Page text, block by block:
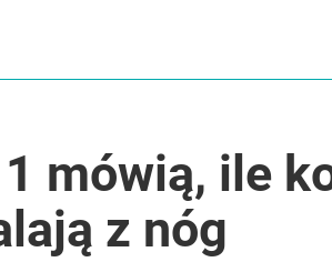
mówią, ile
z nóg